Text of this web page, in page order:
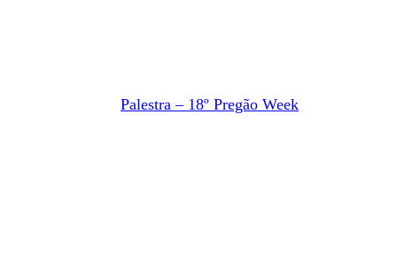
Palestra – 18º Pregão Week